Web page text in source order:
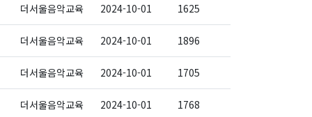
더서울음악교육 2024-10-01 1625
더서울음악교육 2024-10-01 1896
더서울음악교육 2024-10-01 1705
더서울음악교육 2024-10-01 1768